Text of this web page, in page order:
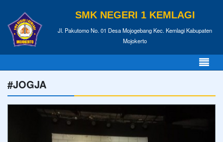
SMK NEGERI 1 KEMLAGI
Jl. Pakutomo No. 01 Desa Mojogebang Kec. Kemlagi Kabupaten
Mojokerto
#JOGJA